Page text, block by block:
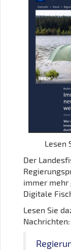
Lesen
Der
immer mehr
Digitale
Lesen Sie
Nachrichten: